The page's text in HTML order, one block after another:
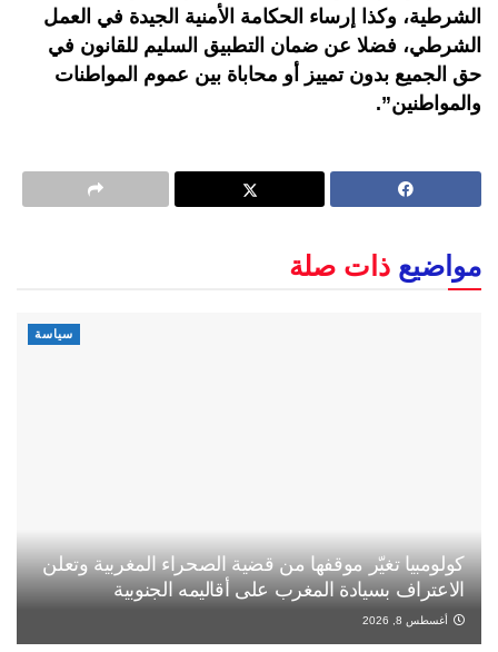
الشرطية، وكذا إرساء الحكامة الأمنية الجيدة في العمل
الشرطي، فضلا عن ضمان التطبيق السليم للقانون في
حق الجميع بدون تمييز أو محاباة بين عموم المواطنات
والمواطنين”.
مواضيع ذات صلة
سياسة
كولومبيا تغيّر موقفها من قضية الصحراء المغربية وتعلن
الاعتراف بسيادة المغرب على أقاليمه الجنوبية
أغسطس 8, 2026